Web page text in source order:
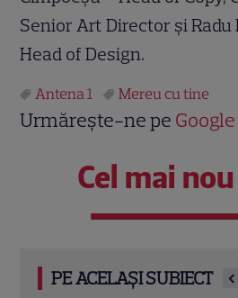
Senior Art Director și Radu
Head of Design.
Antena 1 Mereu cu tine
Urmărește-ne pe
Cel mai
PE ACELAȘI SUBIECT